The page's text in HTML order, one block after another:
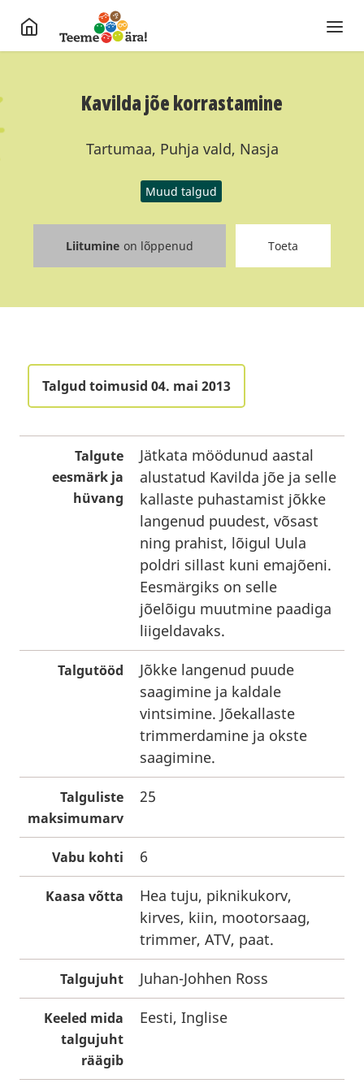
Kavilda jõe korrastamine
Tartumaa, Puhja vald, Nasja
Muud talgud
Liitumine on lõppenud Toeta
Talgud toimusid 04. mai 2013
Talgute
eesmärk ja
hüvang
Jätkata möödunud aastal
alustatud Kavilda jõe ja selle
kallaste puhastamist jõkke
langenud puudest, võsast
ning prahist, lõigul Uula
poldri sillast kuni emajõeni.
Eesmärgiks on selle
jõelõigu muutmine paadiga
liigeldavaks.
Talgutööd
Jõkke langenud puude
saagimine ja kaldale
vintsimine. Jõekallaste
trimmerdamine ja okste
saagimine.
Talguliste
maksimumarv
25
Vabu kohti 6
Kaasa võtta
Hea tuju, piknikukorv,
kirves, kiin, mootorsaag,
trimmer, ATV, paat.
Talgujuht Juhan-Johhen Ross
Keeled mida
talgujuht
räägib
Eesti, Inglise